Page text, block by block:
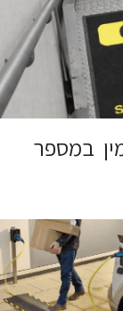
במספר